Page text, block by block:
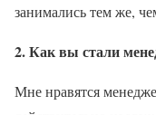
занимались тем же,
2. Как вы стали
Мне нравятся